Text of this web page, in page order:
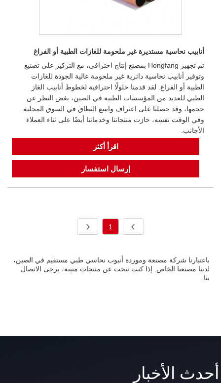
أنابيب نحاسية مستديرة غير ملحومة للغازات الطبية أو الفراغ
تم تجهيز Hongfang بمصنع إنتاج احترافي، مع التركيز على تصنيع
وتوفير أنابيب نحاسية دائرية غير ملحومة عالية الجودة للغازات
الطبية أو الفراغ. لقد قدمنا ​​حلولًا احترافية لخطوط أنابيب الغاز
الطبي للعديد من المؤسسات الطبية في الصين، بغض النظر عن
حجمها، وقد حصلنا على اعتراف واسع النطاق في السوق المحلية.
وفي الوقت نفسه، حازت منتجاتنا وخدماتنا أيضًا على ثناء العملاء
الأجانب.
اقرأ أكثر
إرسال استفسار
1
باعتبارنا شركة مصنعة وموردة أنبوب نحاسي طبي مستقيم في الصين،
لدينا مصنعنا الخاص. إذا كنت تبحث عن منتجات متينة، يرجى الاتصال
بنا.
أحدث الأخبار